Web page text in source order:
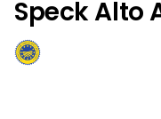
Speck Alto